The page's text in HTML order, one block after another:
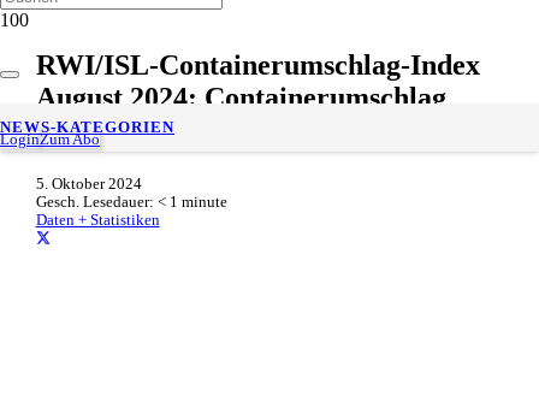
LoginZum Abo
NEWS-KATEGORIEN
RWI/ISL-Containerumschlag-Index
August 2024: Containerumschlag
steigt auf breiter Basis
5. Oktober 2024
Gesch. Lesedauer: < 1 minute
Daten + Statistiken